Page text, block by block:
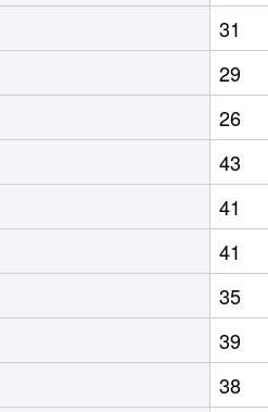
31
29
26
43
41
41
35
39
38